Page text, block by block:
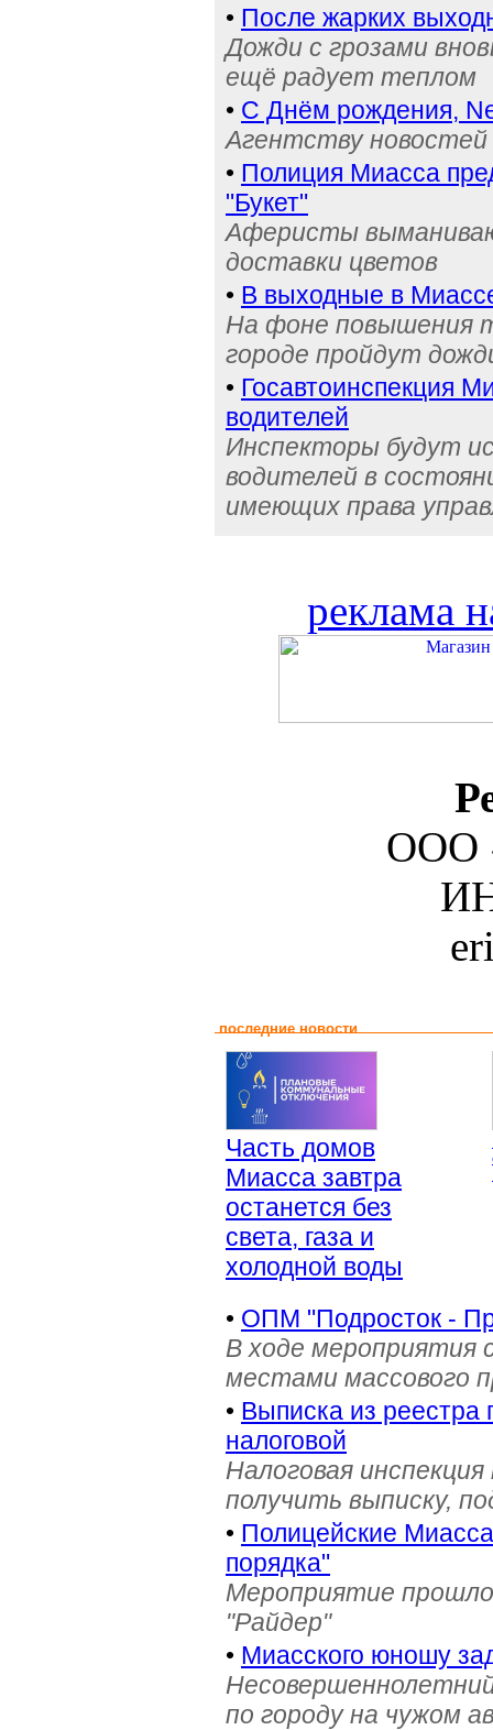
• После жарких
Дожди с грозами
ещё радует теплом
• С Днём рождения,
Агентству новостей
• Полиция Миасса
"Букет"
Аферисты
доставки цветов
• В выходные в
На фоне повышения
городе пройдут
• Госавтоинспекция
водителей
Инспекторы будут
водителей в
имеющих права
реклама
ООО
последние новости
Часть домов
Миасса завтра
останется без
света, газа и
холодной воды
• ОПМ "Подросток -
В ходе мероприятия
местами массового
• Выписка из реестра
налоговой
Налоговая
получить выписку,
• Полицейские
порядка"
Мероприятие
"Райдер"
• Миасского юношу
по городу на чужом